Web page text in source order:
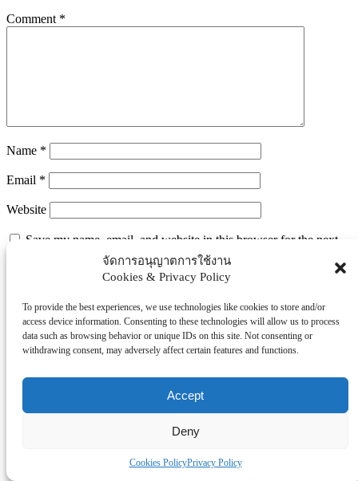
จัดการอนุญาตการใช้งาน
Cookies & Privacy Policy
To provide the best experiences, we use technologies like cookies to store and/or
access device information. Consenting to these technologies will allow us to process
data such as browsing behavior or unique IDs on this site. Not consenting or
withdrawing consent, may adversely affect certain features and functions.
Accept
Deny
Cookies PolicyPrivacy Policy
Comment *
Name *
Email *
Website
Save my name, email, and website in this browser for the next
Search
Search
Explore Topics